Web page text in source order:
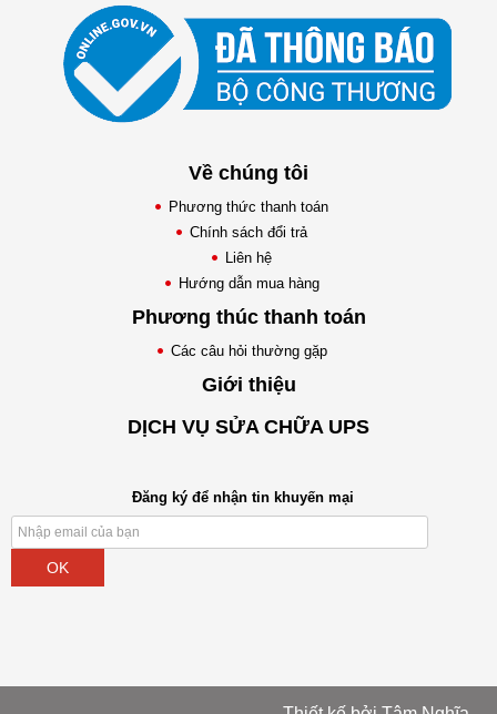
Về chúng tôi
Phương thức thanh toán
Chính sách đổi trả
Liên hệ
Hướng dẫn mua hàng
Phương thúc thanh toán
Các câu hỏi thường gặp
Giới thiệu
DỊCH VỤ SỬA CHỮA UPS
Đăng ký để nhận tin khuyến mại
OK